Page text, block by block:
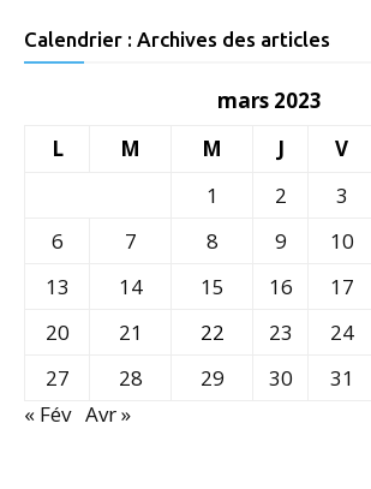
Calendrier : Archives des articles
mars 2023
L
M M J V
1
2 3
6
7 8 9 10
13
14 15 16 17
20
21 22 23 24
27
28 29 30
31
« Fév Avr »